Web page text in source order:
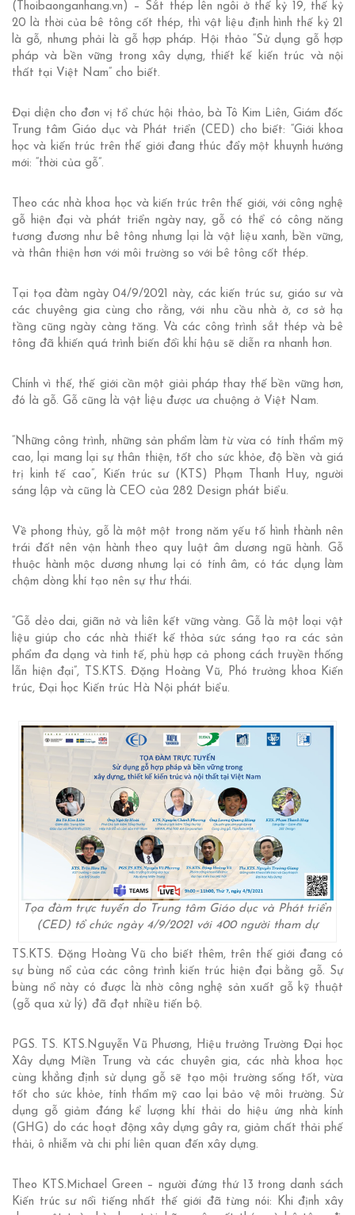
(Thoibaonganhang.vn) – Sắt thép lên ngôi ở thế kỷ 19, thế kỷ
20 là thời của bê tông cốt thép, thì vật liệu định hình thế kỷ 21
là gỗ, nhưng phải là gỗ hợp pháp. Hội thảo “Sử dụng gỗ hợp
pháp và bền vững trong xây dựng, thiết kế kiến trúc và nội
thất tại Việt Nam” cho biết.
Đại diện cho đơn vị tổ chức hội thảo, bà Tô Kim Liên, Giám đốc
Trung tâm Giáo dục và Phát triển (CED) cho biết: “Giới khoa
học và kiến trúc trên thế giới đang thúc đẩy một khuynh hướng
mới: “thời của gỗ”.
Theo các nhà khoa học và kiến trúc trên thế giới, với công nghệ
gỗ hiện đại và phát triển ngày nay, gỗ có thể có công năng
tương đương như bê tông nhưng lại là vật liệu xanh, bền vững,
và thân thiện hơn với môi trường so với bê tông cốt thép.
Tại tọa đàm ngày 04/9/2021 này, các kiến trúc sư, giáo sư và
các chuyêng gia cùng cho rằng, với nhu cầu nhà ở, cơ sở hạ
tầng cũng ngày càng tăng. Và các công trình sắt thép và bê
tông đã khiến quá trình biến đổi khí hậu sẽ diễn ra nhanh hơn.
Chính vì thế, thế giới cần một giải pháp thay thế bền vững hơn,
đó là gỗ. Gỗ cũng là vật liệu được ưa chuộng ở Việt Nam.
“Những công trình, những sản phẩm làm từ vừa có tính thẩm mỹ
cao, lại mang lại sự thân thiện, tốt cho sức khỏe, độ bền và giá
trị kinh tế cao”, Kiến trúc sư (KTS) Phạm Thanh Huy, người
sáng lập và cũng là CEO của 282 Design phát biểu.
Về phong thủy, gỗ là một một trong năm yếu tố hình thành nên
trái đất nên vận hành theo quy luật âm dương ngũ hành. Gỗ
thuộc hành mộc dương nhưng lại có tính âm, có tác dụng làm
chậm dòng khí tạo nên sự thư thái.
“Gỗ dẻo dai, giãn nở và liên kết vững vàng. Gỗ là một loại vật
liệu giúp cho các nhà thiết kế thỏa sức sáng tạo ra các sản
phẩm đa dạng và tinh tế, phù hợp cả phong cách truyền thống
lẫn hiện đại”, TS.KTS. Đặng Hoàng Vũ, Phó trưởng khoa Kiến
trúc, Đại học Kiến trúc Hà Nội phát biểu.
Tọa đàm trực tuyến do Trung tâm Giáo dục và Phát triển
(CED) tổ chức ngày 4/9/2021 với 400 người tham dự
TS.KTS. Đặng Hoàng Vũ cho biết thêm, trên thế giới đang có
sự bùng nổ của các công trình kiến trúc hiện đại bằng gỗ. Sự
bùng nổ này có được là nhờ công nghệ sản xuất gỗ kỹ thuật
(gỗ qua xử lý) đã đạt nhiều tiến bộ.
PGS. TS. KTS.Nguyễn Vũ Phương, Hiệu trưởng Trường Đại học
Xây dựng Miền Trung và các chuyên gia, các nhà khoa học
cùng khẳng định sử dụng gỗ sẽ tạo mội trường sống tốt, vừa
tốt cho sức khỏe, tính thẩm mỹ cao lại bảo vệ môi trường. Sử
dụng gỗ giảm đáng kể lượng khí thải do hiệu ứng nhà kính
(GHG) do các hoạt động xây dựng gây ra, giảm chất thải phế
thải, ô nhiễm và chi phí liên quan đến xây dựng.
Theo KTS.Michael Green – người đứng thứ 13 trong danh sách
Kiến trúc sư nổi tiếng nhất thế giới đã từng nói: Khi định xây